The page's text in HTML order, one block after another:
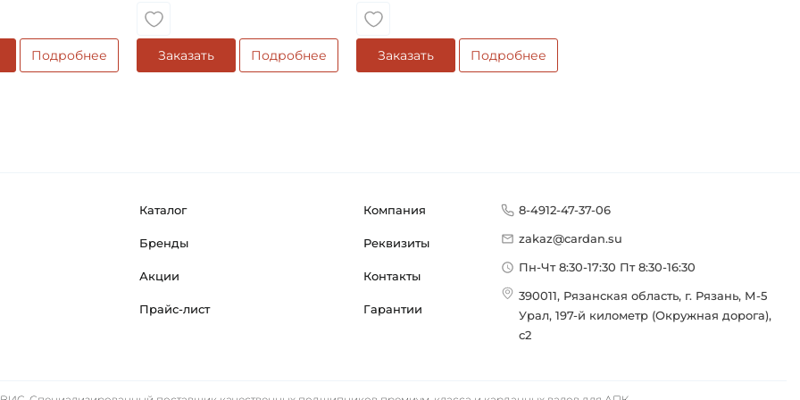
Подробнее Заказать Подробнее Заказать Подробнее
Каталог
Бренды
Акции
Прайс-лист
Компания
Реквизиты
Контакты
Гарантии
8-4912-47-37-06
zakaz@cardan.su
Пн-Чт 8:30-17:30 Пт 8:30-16:30
390011, Рязанская область, г. Рязань, М-5
Урал, 197-й километр (Окружная дорога),
с2